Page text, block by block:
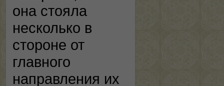
она стояла
несколько в
стороне от
главного
направления их